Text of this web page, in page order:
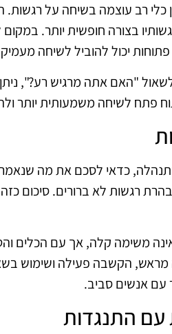
כלי רב עוצמה בשיחה על
בצורה חופשית יותר.
יכול להוביל לשיחה
"האם אתה מרגיש רע?",
פתח לשיחה משמעותית יותר
כדאי לסכם את מה שנאמר.
רגשות לא ברורים. סיכום
משימה קלה, אך עם הכלים
מראש, הקשבה פעילה ושימוש
עם אנשים סביב.
עם התנגדות